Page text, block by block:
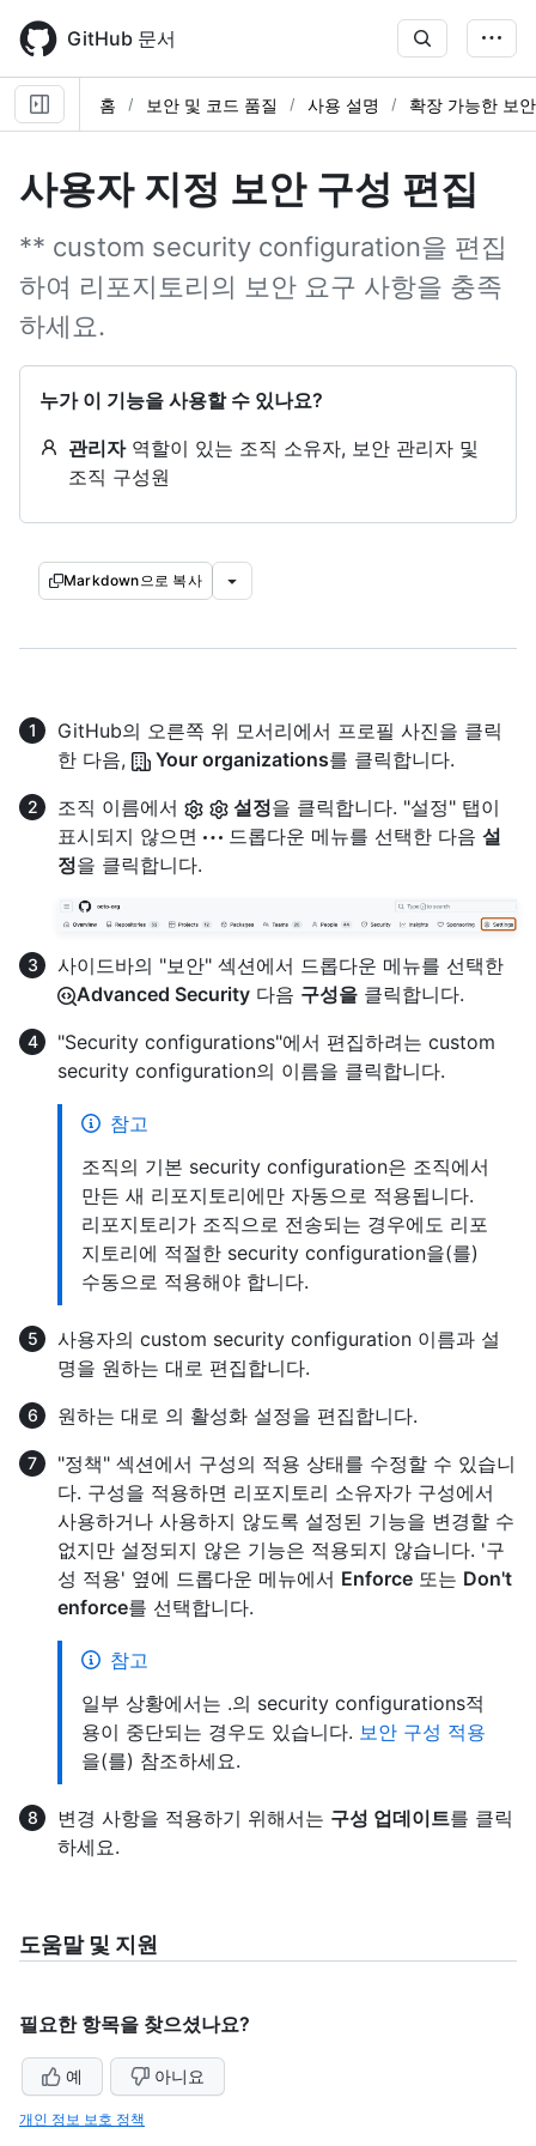
main
content
GitHub 문서
홈 보안 및 코드 품질 사용 설명 확장 가능한 보안
사용자 지정 보안 구성 편집
** custom security configuration을 편집
하여 리포지토리의 보안 요구 사항을 충족
하세요.
누가 이 기능을 사용할 수 있나요?
관리자역할이 있는 조직 소유자, 보안 관리자 및
조직 구성원
Markdown으로 복사
GitHub의 오른쪽 위 모서리에서 프로필 사진을 클릭
한 다음,
Your organizations를 클릭합니다.
조직 이름에서
설정을 클릭합니다. "설정" 탭이
표시되지 않으면
드롭다운 메뉴를 선택한 다음 설
정을 클릭합니다.
사이드바의 "보안" 섹션에서 드롭다운 메뉴를 선택한
Advanced Security 다음 구성을 클릭합니다.
"Security configurations"에서 편집하려는 custom
security configuration의 이름을 클릭합니다.
참고
조직의 기본 security configuration은 조직에서
만든 새 리포지토리에만 자동으로 적용됩니다.
리포지토리가 조직으로 전송되는 경우에도 리포
지토리에 적절한 security configuration을(를)
수동으로 적용해야 합니다.
사용자의 custom security configuration 이름과 설
명을 원하는 대로 편집합니다.
원하는 대로 의 활성화 설정을 편집합니다.
"정책" 섹션에서 구성의 적용 상태를 수정할 수 있습니
다. 구성을 적용하면 리포지토리 소유자가 구성에서
사용하거나 사용하지 않도록 설정된 기능을 변경할 수
없지만 설정되지 않은 기능은 적용되지 않습니다. '구
성 적용' 옆에 드롭다운 메뉴에서 Enforce 또는 Don't
enforce를 선택합니다.
참고
일부 상황에서는 .의 security configurations적
용이 중단되는 경우도 있습니다. 보안 구성 적용
을(를) 참조하세요.
변경 사항을 적용하기 위해서는 구성 업데이트를 클릭
하세요.
도움말 및 지원
필요한 항목을 찾으셨나요?
예 아니요
개인 정보 보호 정책